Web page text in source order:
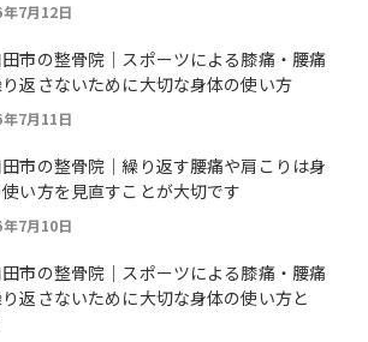
7月12日
市の整骨院｜スポーツによる膝痛・腰痛
返さないために大切な身体の使い方
7月11日
市の整骨院｜繰り返す腰痛や肩こりは身
い方を見直すことが大切です
7月10日
市の整骨院｜スポーツによる膝痛・腰痛
返さないために大切な身体の使い方と